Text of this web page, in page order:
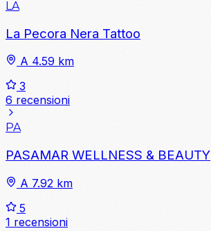
LA
La Pecora Nera Tattoo
A 4.59 km
3
6 recensioni
PA
PASAMAR WELLNESS & BEAUTY
A 7.92 km
5
1 recensioni